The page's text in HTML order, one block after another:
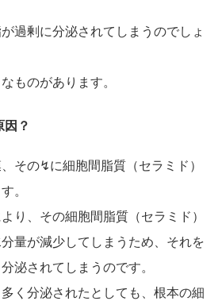
過剰に分泌されてしまうのでしょ
ものがあります。
？
その↯に細胞間脂質（セラミド）
。
り、その細胞間脂質（セラミド）
量が減少してしまうため、それを
泌されてしまうのです。
く分泌されたとしても、根本の細